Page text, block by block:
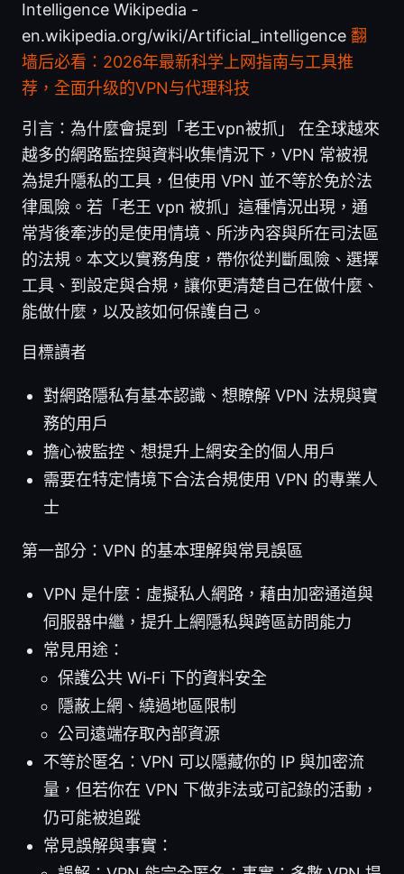
Intelligence Wikipedia -
en.wikipedia.org/wiki/Artificial_intelligence 翻
墙后必看：2026年最新科学上网指南与工具推
荐，全面升级的VPN与代理科技
引言：為什麼會提到「老王vpn被抓」 在全球越來
越多的網路監控與資料收集情況下，VPN 常被視
為提升隱私的工具，但使用 VPN 並不等於免於法
律風險。若「老王 vpn 被抓」這種情況出現，通
常背後牽涉的是使用情境、所涉內容與所在司法區
的法規。本文以實務角度，帶你從判斷風險、選擇
工具、到設定與合規，讓你更清楚自己在做什麼、
能做什麼，以及該如何保護自己。
目標讀者
對網路隱私有基本認識、想瞭解 VPN 法規與實
務的用戶
擔心被監控、想提升上網安全的個人用戶
需要在特定情境下合法合規使用 VPN 的專業人
士
第一部分：VPN 的基本理解與常見誤區
VPN 是什麼：虛擬私人網路，藉由加密通道與
伺服器中繼，提升上網隱私與跨區訪問能力
常見用途：
保護公共 Wi‑Fi 下的資料安全
隱蔽上網、繞過地區限制
公司遠端存取內部資源
不等於匿名：VPN 可以隱藏你的 IP 與加密流
量，但若你在 VPN 下做非法或可記錄的活動，
仍可能被追蹤
常見誤解與事實：